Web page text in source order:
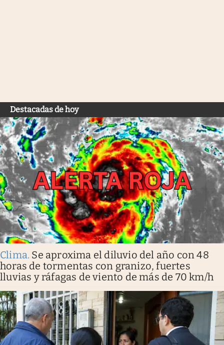
Destacadas de hoy
Clima. Se aproxima el diluvio del año con 48
horas de tormentas con granizo, fuertes
lluvias y ráfagas de viento de más de 70 km/h